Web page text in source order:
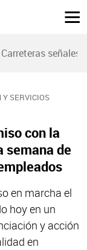
Carreteras señales
Y SERVICIOS
con la
semana de
en marcha el
hoy en un
y acción
en